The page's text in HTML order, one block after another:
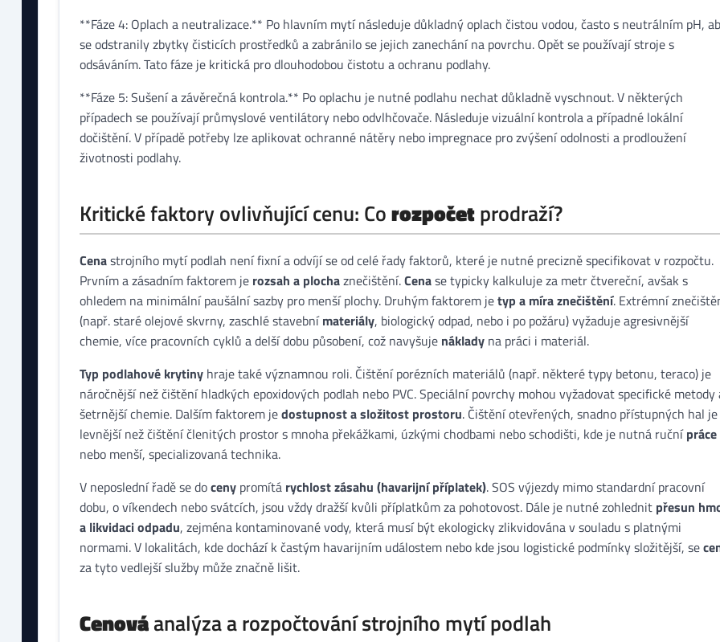
**Fáze 4: Oplach a neutralizace.** Po hlavním mytí následuje důkladný oplach čistou vodou, často s neutrálním pH,
se odstranily zbytky čisticích prostředků a zabránilo se jejich zanechání na povrchu. Opět se používají stroje s
odsáváním. Tato fáze je kritická pro dlouhodobou čistotu a ochranu podlahy.
**Fáze 5: Sušení a závěrečná kontrola.** Po oplachu je nutné podlahu nechat důkladně vyschnout. V některých
případech se používají průmyslové ventilátory nebo odvlhčovače. Následuje vizuální kontrola a případné lokální
dočištění. V případě potřeby lze aplikovat ochranné nátěry nebo impregnace pro zvýšení odolnosti a prodloužení
životnosti podlahy.
Kritické faktory ovlivňující cenu: Corozpočetprodraží?
Cenastrojního mytí podlah není fixní a odvíjí se od celé řady faktorů, které je nutné precizně specifikovat v rozpočtu.
Prvním a zásadním faktorem je rozsah a plochaznečištění.Cenase typicky kalkuluje za metr čtvereční, avšak s
ohledem na minimální paušální sazby pro menší plochy. Druhým faktorem jetyp a míra znečištění. Extrémní
(např. staré olejové skvrny, zaschlé stavebnímateriály, biologický odpad, nebo i po požáru) vyžaduje agresivnější
chemie, více pracovních cyklů a delší dobu působení, což navyšuje nákladyna práci i materiál.
Typ podlahové krytinyhraje také významnou roli. Čištění porézních materiálů (např. některé typy betonu, teraco) je
náročnější než čištění hladkých epoxidových podlah nebo PVC. Speciální povrchy mohou vyžadovat specifické metody
šetrnější chemie. Dalším faktorem jedostupnost a složitost prostoru. Čištění otevřených, snadno přístupných hal je
levnější než čištění členitých prostor s mnoha překážkami, úzkými chodbami nebo schodišti, kde je nutná ručnípráce
nebo menší, specializovaná technika.
V neposlední řadě se docenypromítá rychlost zásahu (havarijní příplatek). SOS výjezdy mimo standardní pracovní
dobu, o víkendech nebo svátcích, jsou vždy dražší kvůli příplatkům za pohotovost. Dále je nutné zohlednit přesun
a likvidaci odpadu, zejména kontaminované vody, která musí být ekologicky zlikvidována v souladu s platnými
normami. V lokalitách, kde dochází k častým havarijním událostem nebo kde jsou logistické podmínky složitější, se
za tyto vedlejší služby může značně lišit.
Cenováanalýza a rozpočtování strojního mytí podlah